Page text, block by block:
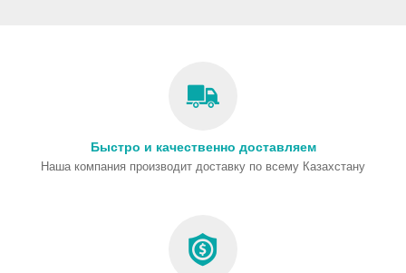
Быстро и качественно доставляем
Наша компания производит доставку по всему Казахстану